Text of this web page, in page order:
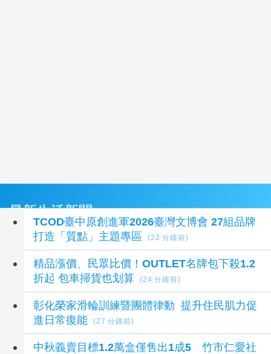
最新生活新聞
TCOD臺中原創進軍2026臺灣文博會 27組品牌
打造「質點」主題專區
(22 分鐘前)
精品漲價、民眾比價！OUTLET名牌包下殺1.2
折起 包車掃貨也划算
(24 分鐘前)
彰化榮家滑輪訓練暨團體律動 提升住民肌力促
進日常復能
(27 分鐘前)
中秋義賣目標1.2萬盒僅售出1成5 竹市仁愛社